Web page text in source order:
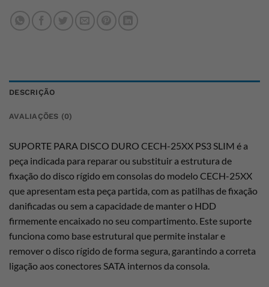
DESCRIÇÃO
AVALIAÇÕES (0)
SUPORTE PARA DISCO DURO CECH-25XX PS3 SLIM é a
peça indicada para reparar ou substituir a estrutura de
fixação do disco rígido em consolas do modelo CECH-25XX
que apresentam esta peça partida, com as patilhas de fixação
danificadas ou sem a capacidade de manter o HDD
firmemente encaixado no seu compartimento. Este suporte
funciona como base estrutural que permite instalar e
remover o disco rígido de forma segura, garantindo a correta
ligação aos conectores SATA internos da consola.